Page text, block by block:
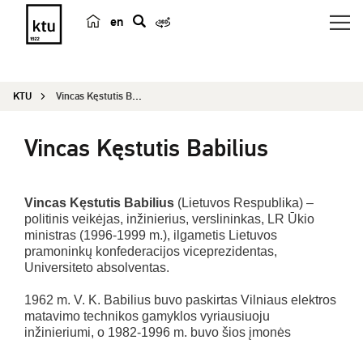
en
e
a
KTU Vincas Kęstutis Babilius
Vincas Kęstutis Babilius
Vincas Kęstutis Babilius (Lietuvos Respublika) –
politinis veikėjas, inžinierius, verslininkas, LR Ūkio
ministras (1996-1999 m.), ilgametis Lietuvos
pramoninkų konfederacijos viceprezidentas,
Universiteto absolventas.
1962 m. V. K. Babilius buvo paskirtas Vilniaus elektros
matavimo technikos gamyklos vyriausiuoju
inžinieriumi, o 1982-1996 m. buvo šios įmonės